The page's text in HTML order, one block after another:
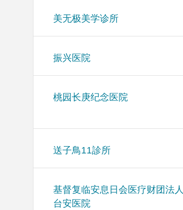
美无极美学诊所
振兴医院
桃园长庚纪念医院
送子鳥11診所
基督复临安息日会医疗财团法人
台安医院